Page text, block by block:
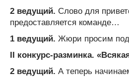
2 ведущий. Слово для
предоставляется команде…
1 ведущий. Жюри просим
II конкурс-разминка.
2 ведущий. А теперь